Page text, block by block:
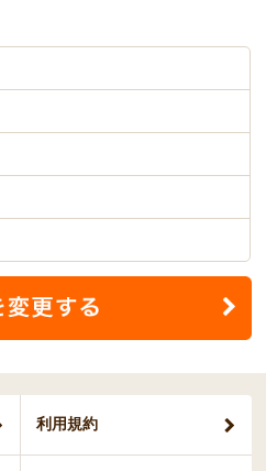
利用規約